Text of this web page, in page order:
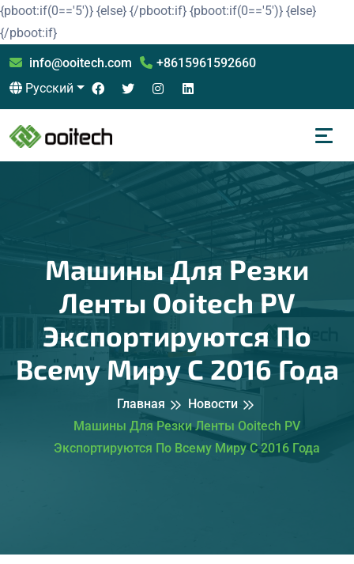
{pboot:if(0=='5')} {else} {/pboot:if} {pboot:if(0=='5')} {else}
{/pboot:if}
info@ooitech.com
+8615961592660
Русский
Машины Для Резки
Ленты Ooitech PV
Экспортируются По
Всему Миру С 2016 Года
Главная
Новости
Машины Для Резки Ленты Ooitech PV
Экспортируются По Всему Миру С 2016 Года